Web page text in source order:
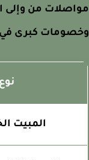
من وإلى
كبرى في
نوع
المبيت